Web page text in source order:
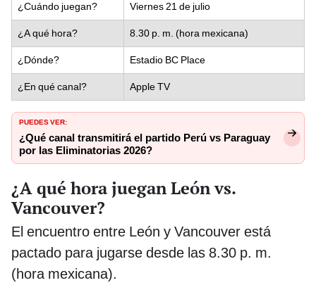
¿Cuándo juegan? Viernes 21 de julio
¿A qué hora? 8.30 p. m. (hora mexicana)
¿Dónde? Estadio BC Place
¿En qué canal? Apple TV
PUEDES VER:
¿Qué canal transmitirá el partido Perú vs Paraguay
por las Eliminatorias 2026?
¿A qué hora juegan León vs.
Vancouver?
El encuentro entre León y Vancouver está
pactado para jugarse desde las 8.30 p. m.
(hora mexicana).